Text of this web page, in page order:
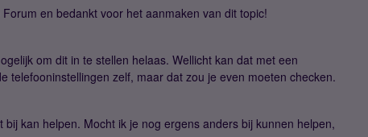
en bedankt voor het aanmaken van dit topic!
om dit in te stellen helaas. Wellicht kan dat met een
telefooninstellingen zelf, maar dat zou je even moeten checken.
bij kan helpen. Mocht ik je nog ergens anders bij kunnen helpen,